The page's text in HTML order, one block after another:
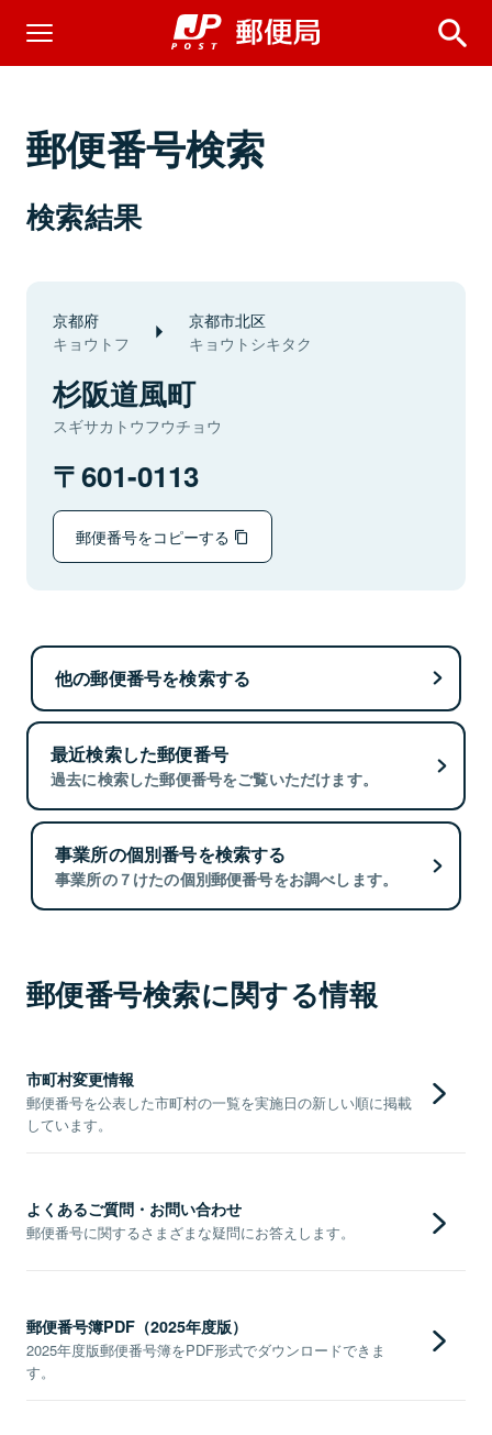
郵便番号検索
検索結果
京都府
キョウトフ
京都市北区
キョウトシキタク
杉阪道風町
スギサカトウフウチョウ
601-0113
郵便番号をコピーする
他の郵便番号を検索する
最近検索した郵便番号
過去に検索した郵便番号をご覧いただけます。
事業所の個別番号を検索する
事業所の７けたの個別郵便番号をお調べします。
郵便番号検索に関する情報
市町村変更情報
郵便番号を公表した市町村の一覧を実施日の新しい順に掲載
しています。
よくあるご質問・お問い合わせ
郵便番号に関するさまざまな疑問にお答えします。
郵便番号簿PDF（2025年度版）
2025年度版郵便番号簿をPDF形式でダウンロードできま
す。